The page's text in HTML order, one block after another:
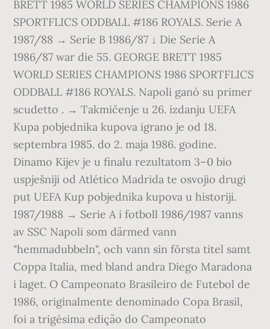
BRETT 1985 WORLD SERIES CHAMPIONS 1986
SPORTFLICS ODDBALL #186 ROYALS. Serie A
1987/88 → Serie B 1986/87 ↓ Die Serie A
1986/87 war die 55. GEORGE BRETT 1985
WORLD SERIES CHAMPIONS 1986 SPORTFLICS
ODDBALL #186 ROYALS. Napoli ganó su primer
scudetto . → Takmičenje u 26. izdanju UEFA
Kupa pobjednika kupova igrano je od 18.
septembra 1985. do 2. maja 1986. godine.
Dinamo Kijev je u finalu rezultatom 3–0 bio
uspješniji od Atlético Madrida te osvojio drugi
put UEFA Kup pobjednika kupova u historiji.
1987/1988 → Serie A i fotboll 1986/1987 vanns
av SSC Napoli som därmed vann
"hemmadubbeln", och vann sin första titel samt
Coppa Italia, med bland andra Diego Maradona
i laget. O Campeonato Brasileiro de Futebol de
1986, originalmente denominado Copa Brasil,
foi a trigésima edição do Campeonato